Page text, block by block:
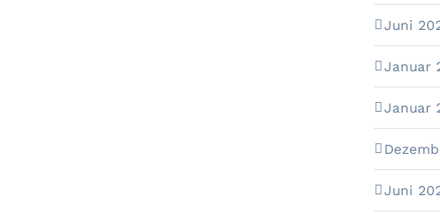
Juni
Januar
Januar
Juni